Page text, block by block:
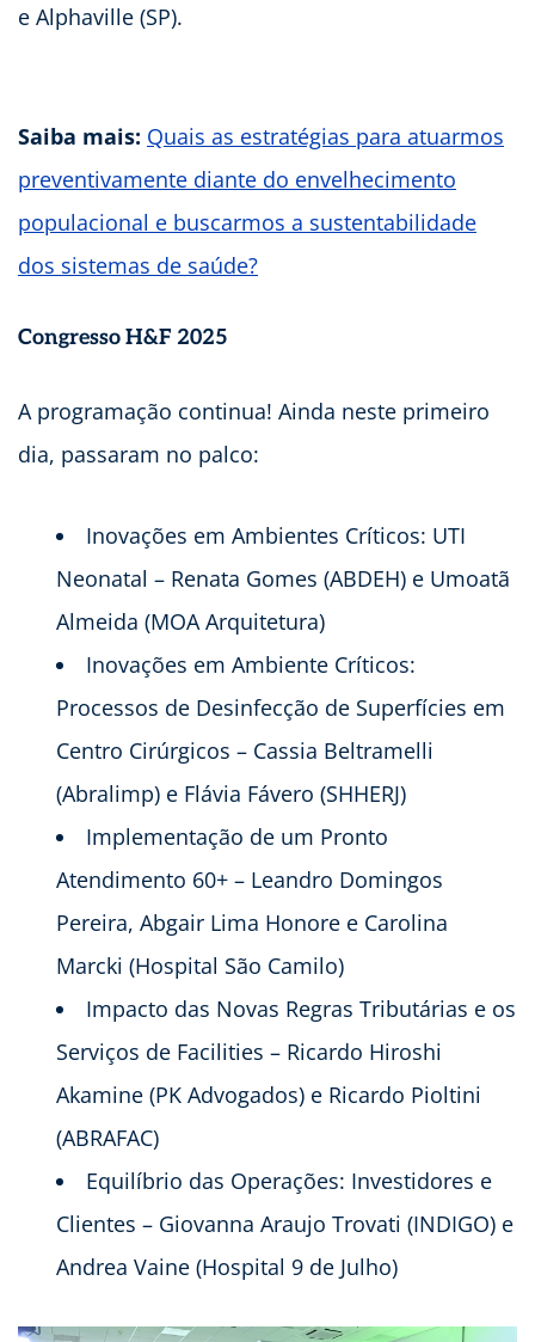
e Alphaville (SP).
Saiba mais: Quais as estratégias para atuarmos
preventivamente diante do envelhecimento
populacional e buscarmos a sustentabilidade
dos sistemas de saúde?
Congresso H&F 2025
A programação continua! Ainda neste primeiro
dia, passaram no palco:
Inovações em Ambientes Críticos: UTI
Neonatal – Renata Gomes (ABDEH) e Umoatã
Almeida (MOA Arquitetura)
Inovações em Ambiente Críticos:
Processos de Desinfecção de Superfícies em
Centro Cirúrgicos – Cassia Beltramelli
(Abralimp) e Flávia Fávero (SHHERJ)
Implementação de um Pronto
Atendimento 60+ – Leandro Domingos
Pereira, Abgair Lima Honore e Carolina
Marcki (Hospital São Camilo)
Impacto das Novas Regras Tributárias e os
Serviços de Facilities – Ricardo Hiroshi
Akamine (PK Advogados) e Ricardo Pioltini
(ABRAFAC)
Equilíbrio das Operações: Investidores e
Clientes – Giovanna Araujo Trovati (INDIGO) e
Andrea Vaine (Hospital 9 de Julho)